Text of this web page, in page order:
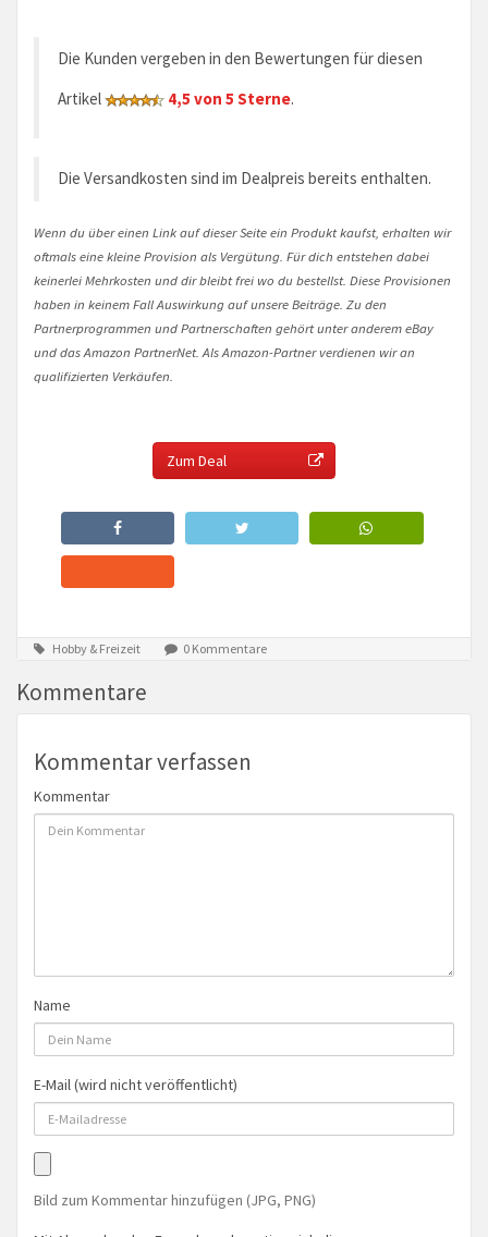
Die Kunden vergeben in den Bewertungen für diesen
Artikel
4,5 von 5 Sterne.
Die Versandkosten sind im Dealpreis bereits enthalten.
Wenn du über einen Link auf dieser Seite ein Produkt kaufst, erhalten wir
oftmals eine kleine Provision als Vergütung. Für dich entstehen dabei
keinerlei Mehrkosten und dir bleibt frei wo du bestellst. Diese Provisionen
haben in keinem Fall Auswirkung auf unsere Beiträge. Zu den
Partnerprogrammen und Partnerschaften gehört unter anderem eBay
und das Amazon PartnerNet. Als Amazon-Partner verdienen wir an
qualifizierten Verkäufen.
Zum Deal
Hobby & Freizeit 0 Kommentare
Kommentare
Kommentar verfassen
Kommentar
Name
E-Mail (wird nicht veröffentlicht)
Bild zum Kommentar hinzufügen (JPG, PNG)